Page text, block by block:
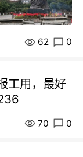
62 0
工用，最好
70 0